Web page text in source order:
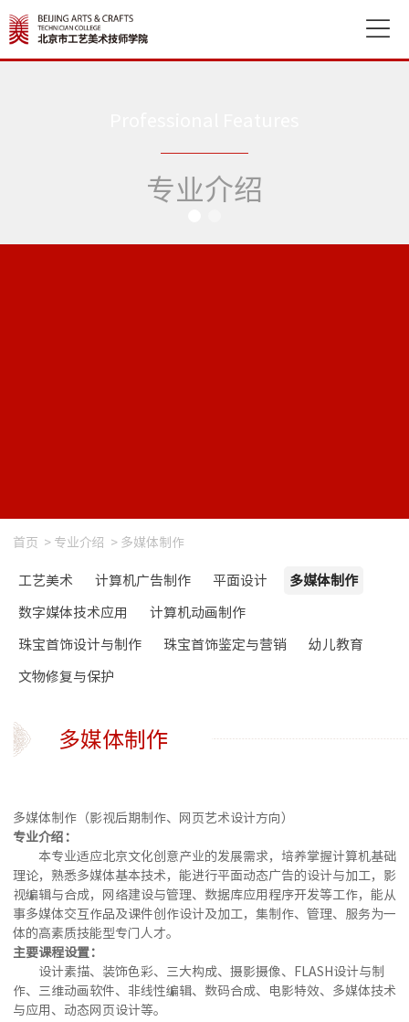

专业介绍
首页 > 专业介绍 > 多媒体制作
工艺美术 计算机广告制作 平面设计 多媒体制作
数字媒体技术应用 计算机动画制作
珠宝首饰设计与制作 珠宝首饰鉴定与营销 幼儿教育
文物修复与保护
多媒体制作
多媒体制作（影视后期制作、网页艺术设计方向）
专业介绍：
本专业适应北京文化创意产业的发展需求，培养掌握计算机基础
理论，熟悉多媒体基本技术，能进行平面动态广告的设计与加工，影
视编辑与合成，网络建设与管理、数据库应用程序开发等工作，能从
事多媒体交互作品及课件创作设计及加工，集制作、管理、服务为一
体的高素质技能型专门人才。
主要课程设置：
设计素描、装饰色彩、三大构成、摄影摄像、FLASH设计与制
作、三维动画软件、非线性编辑、数码合成、电影特效、多媒体技术
与应用、动态网页设计等。